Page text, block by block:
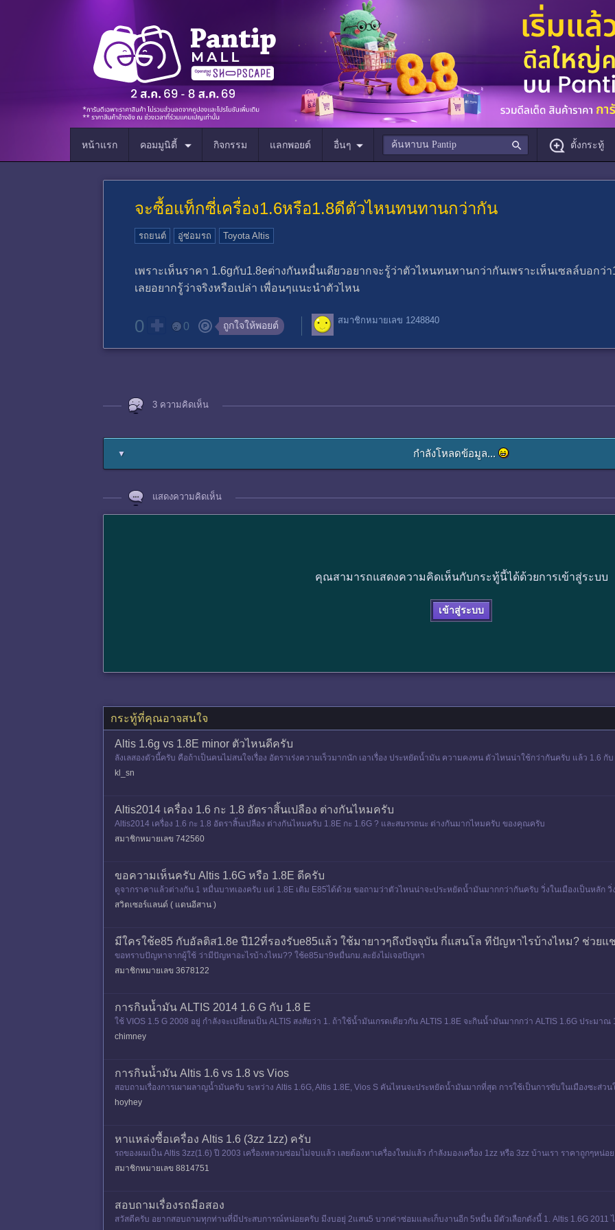
หน้าแรก คอมมูนิตี้ กิจกรรม แลกพอยต์ อื่นๆ ตั้งกระทู้
จะซื้อแท็กซี่เครื่อง1.6หรือ1.8ดีตัวไหนทนทานกว่ากัน
รถยนต์ อู่ซ่อมรถ Toyota Altis
เพราะเห็นราคา 1.6gกับ1.8eต่างกันหมื่นเดียวอยากจะรู้ว่าตัวไหนทนทานกว่ากันเพราะเห็นเซลล์บอกว่
เลยอยากรู้ว่าจริงหรือเปล่า เพื่อนๆแนะนำตัวไหน
0 0 ถูกใจให้พอยต์ สมาชิกหมายเลข 1248840
3 ความคิดเห็น
▼ กำลังโหลดข้อมูล...
แสดงความคิดเห็น
คุณสามารถแสดงความคิดเห็นกับกระทู้นี้ได้ด้วยการเข้าสู่ระบบ
เข้าสู่ระบบ
กระทู้ที่คุณอาจสนใจ
Altis 1.6g vs 1.8E minor ตัวไหนดีครับ
ลังเลสองตัวนี้ครับ คือถ้าเป็นคนไม่สนใจเรื่อง อัตราเร่งความเร็วมากนัก เอาเรื่อง ประหยัดน้ำมัน ความคงทน ตัวไหนน่าใช้กว่ากันครับ แล้ว 1.6
ครับ จริง
kl_sn
Altis2014 เครื่อง 1.6 กะ 1.8 อัตราสิ้นเปลือง ต่างกันไหมครับ
Altis2014 เครื่อง 1.6 กะ 1.8 อัตราสิ้นเปลือง ต่างกันไหมครับ 1.8E กะ 1.6G ? และสมรรถนะ ต่างกันมากไหมครับ ของคุณครับ
สมาชิกหมายเลข 742560
ขอความเห็นครับ Altis 1.6G หรือ 1.8E ดีครับ
ดูจากราคาแล้วต่างกัน 1 หมื่นบาทเองครับ แต่ 1.8E เติม E85ได้ด้วย ขอถามว่าตัวไหนน่าจะประหยัดน้ำมันมากกว่ากันครับ วิ่งในเมืองเป็นหลัก
กรุงเทพไปว
สวิตเซอร์แลนด์ ( แดนอีสาน )
มีใครใช้e85 กับอัลติส1.8e ปี12ที่รองรับe85แล้ว ใช้มายาวๆถึงปัจจุบัน กี่แสนโล ทีปัญหาไรบ้างไหม? ช่วย
ขอทราบปัญหาจากผู้ใช้ ว่ามีปัญหาอะไรบ้างไหม?? ใช้e85มา9หมื่นกม.ละยังไม่เจอปัญหา
สมาชิกหมายเลข 3678122
การกินน้ำมัน ALTIS 2014 1.6 G กับ 1.8 E
ใช้ VIOS 1.5 G 2008 อยู่ กำลังจะเปลี่ยนเป็น ALTIS สงสัยว่า 1. ถ้าใช้น้ำมันเกรดเดียวกัน ALTIS 1.8E จะกินน้ำมันมากกว่า ALTIS 1.6G ประมา
กรดเดียวกั
chimney
การกินน้ำมัน Altis 1.6 vs 1.8 vs Vios
สอบถามเรื่องการเผาผลาญน้ำมันครับ ระหว่าง Altis 1.6G, Altis 1.8E, Vios S คันไหนจะประหยัดน้ำมันมากที่สุด การใช้เป็นการขับในเมืองซะส่ว
G, Altis 1.8E กั
hoyhey
หาแหล่งซื้อเครื่อง Altis 1.6 (3zz 1zz) ครับ
รถของผมเป็น Altis 3zz(1.6) ปี 2003 เครื่องหลวมซ่อมไม่จบแล้ว เลยต้องหาเครื่องใหม่แล้ว กำลังมองเครื่อง 1zz หรือ 3zz บ้านเรา ราคาถูกๆหน่อ
ฟันเอาเครื่
สมาชิกหมายเลข 8814751
สอบถามเรื่องรถมือสอง
สวัสดีครับ อยากสอบถามทุกท่านที่มีประสบการณ์หน่อยครับ มีงบอยุ่ 2แสน5 บวกค่าซ่อมและเก็บงานอีก 5หมื่น มีตัวเลือกดังนี้ 1. Altis 1.6G 2011